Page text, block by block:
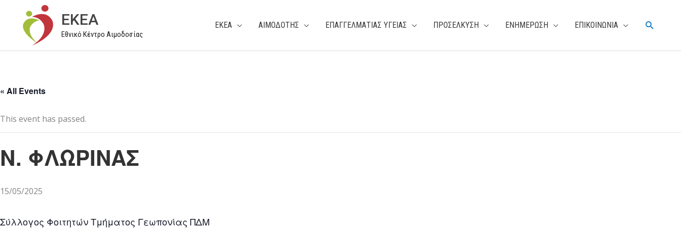
περιεχόμενο
EKEA
Εθνικό Κέντρο Αιμοδοσίας
ΕΚΕΑ ΑΙΜΟΔΟΤΗΣ ΕΠΑΓΓΕΛΜΑΤΙΑΣ ΥΓΕΙΑΣ ΠΡΟΣΕΛΚΥΣΗ ΕΝΗΜΕΡΩΣΗ ΕΠΙΚΟΙΝΩΝΙΑ
« All Events
This event has passed.
N. ΦΛΩΡΙΝΑΣ
15/05/2025
Σύλλογος Φοιτητών Τμήματος Γεωπονίας ΠΔΜ